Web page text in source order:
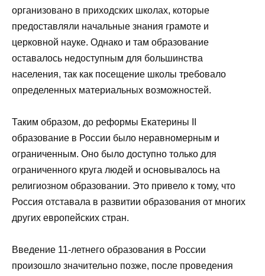
организовано в приходских школах, которые
предоставляли начальные знания грамоте и
церковной науке. Однако и там образование
оставалось недоступным для большинства
населения, так как посещение школы требовало
определенных материальных возможностей.
Таким образом, до реформы Екатерины II
образование в России было неравномерным и
ограниченным. Оно было доступно только для
ограниченного круга людей и основывалось на
религиозном образовании. Это привело к тому, что
Россия отставала в развитии образования от многих
других европейских стран.
Введение 11-летнего образования в России
произошло значительно позже, после проведения